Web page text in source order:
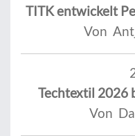
TITK entwickelt
Von
Techtextil 2026
Von